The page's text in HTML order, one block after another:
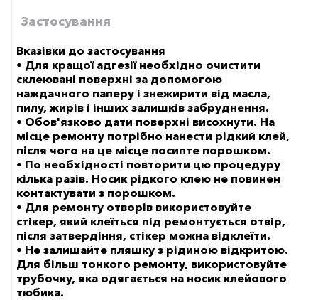
Застосування
Вказівки до застосування
• Для кращої адгезії необхідно очистити
склеювані поверхні за допомогою
наждачного паперу і знежирити від масла,
пилу, жирів і інших залишків забруднення.
• Обов'язково дати поверхні висохнути. На
місце ремонту потрібно нанести рідкий клей,
після чого на це місце посипте порошком.
• По необхідності повторити цю процедуру
кілька разів. Носик рідкого клею не повинен
контактувати з порошком.
• Для ремонту отворів використовуйте
стікер, який клеїться під ремонтується отвір,
після затвердіння, стікер можна відклеїти.
• Не залишайте пляшку з рідиною відкритою.
Для більш тонкого ремонту, використовуйте
трубочку, яка одягається на носик клейового
тюбика.